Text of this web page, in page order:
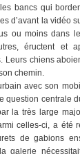
bancs qui
d’avant la vidéo
ou moins dans
éructent et
Leurs chiens
chemin.
avec son
question centrale
la très large
celles-ci, a été
de gabions
galerie